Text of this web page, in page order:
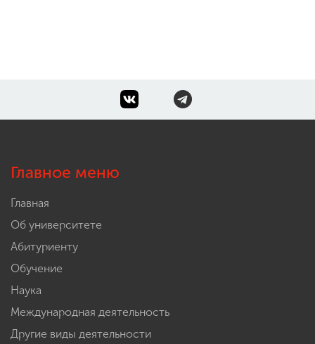
Главное меню
Главная
Об университете
Абитуриенту
Обучение
Наука
Международная деятельность
Другие виды деятельности